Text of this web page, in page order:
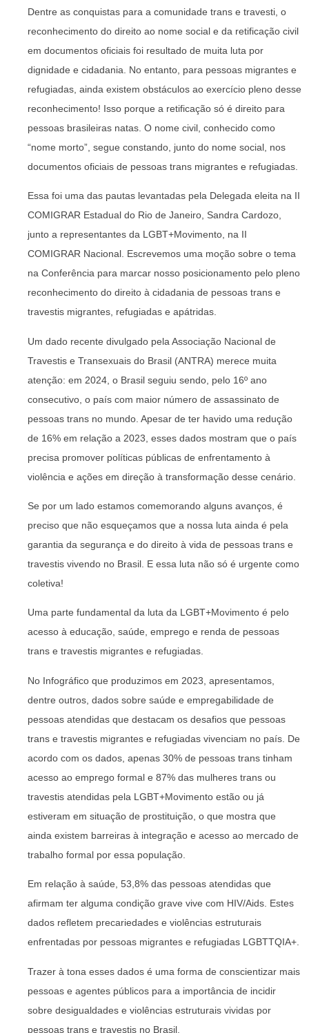
Dentre as conquistas para a comunidade trans e travesti, o
reconhecimento do direito ao nome social e da retificação civil
em documentos oficiais foi resultado de muita luta por
dignidade e cidadania. No entanto, para pessoas migrantes e
refugiadas, ainda existem obstáculos ao exercício pleno desse
reconhecimento! Isso porque a retificação só é direito para
pessoas brasileiras natas. O nome civil, conhecido como
“nome morto”, segue constando, junto do nome social, nos
documentos oficiais de pessoas trans migrantes e refugiadas.
Essa foi uma das pautas levantadas pela Delegada eleita na II
COMIGRAR Estadual do Rio de Janeiro, Sandra Cardozo,
junto a representantes da LGBT+Movimento, na II
COMIGRAR Nacional. Escrevemos uma moção sobre o tema
na Conferência para marcar nosso posicionamento pelo pleno
reconhecimento do direito à cidadania de pessoas trans e
travestis migrantes, refugiadas e apátridas.
Um dado recente divulgado pela Associação Nacional de
Travestis e Transexuais do Brasil (ANTRA) merece muita
atenção: em 2024, o Brasil seguiu sendo, pelo 16º ano
consecutivo, o país com maior número de assassinato de
pessoas trans no mundo. Apesar de ter havido uma redução
de 16% em relação a 2023, esses dados mostram que o país
precisa promover políticas públicas de enfrentamento à
violência e ações em direção à transformação desse cenário.
Se por um lado estamos comemorando alguns avanços, é
preciso que não esqueçamos que a nossa luta ainda é pela
garantia da segurança e do direito à vida de pessoas trans e
travestis vivendo no Brasil. E essa luta não só é urgente como
coletiva!
Uma parte fundamental da luta da LGBT+Movimento é pelo
acesso à educação, saúde, emprego e renda de pessoas
trans e travestis migrantes e refugiadas.
No Infográfico que produzimos em 2023, apresentamos,
dentre outros, dados sobre saúde e empregabilidade de
pessoas atendidas que destacam os desafios que pessoas
trans e travestis migrantes e refugiadas vivenciam no país. De
acordo com os dados, apenas 30% de pessoas trans tinham
acesso ao emprego formal e 87% das mulheres trans ou
travestis atendidas pela LGBT+Movimento estão ou já
estiveram em situação de prostituição, o que mostra que
ainda existem barreiras à integração e acesso ao mercado de
trabalho formal por essa população.
Em relação à saúde, 53,8% das pessoas atendidas que
afirmam ter alguma condição grave vive com HIV/Aids. Estes
dados refletem precariedades e violências estruturais
enfrentadas por pessoas migrantes e refugiadas LGBTTQIA+.
Trazer à tona esses dados é uma forma de conscientizar mais
pessoas e agentes públicos para a importância de incidir
sobre desigualdades e violências estruturais vividas por
pessoas trans e travestis no Brasil.